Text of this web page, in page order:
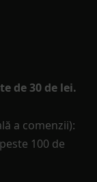
de 30 de lei.
a comenzii):
100 de